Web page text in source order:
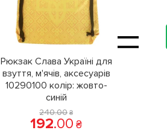
Рюкзак Слава Україні для
взуття, м'ячів, аксесуарів
10290100 колiр: жовто-
синій
240.00 ₴
192.00 ₴
=